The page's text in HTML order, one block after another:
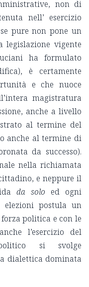
non di
nell’ esercizio
pure non pone un
vigente
ha formulato
è certamente
e che nuoce
magistratura
anche a livello
al termine del
anche al termine di
da successo).
nella richiamata
e neppure il
da solo ed ogni
postula un
politica e con le
l’esercizio del
si svolge
dialettica dominata